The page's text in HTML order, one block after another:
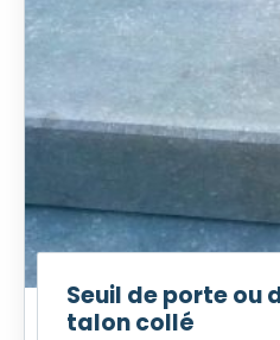
Seuil de porte ou
talon collé